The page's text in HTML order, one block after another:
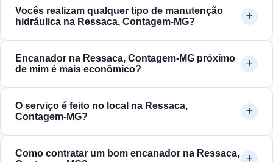
Vocês realizam qualquer tipo de manutenção
hidráulica na Ressaca, Contagem‑MG?
Encanador na Ressaca, Contagem‑MG próximo
de mim é mais econômico?
O serviço é feito no local na Ressaca,
Contagem‑MG?
Como contratar um bom encanador na Ressaca,